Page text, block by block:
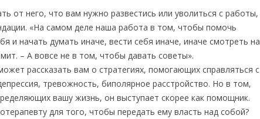
от него, что вам нужно развестись или уволиться с работы,
«На самом деле наша работа в том, чтобы помочь
и начать думать иначе, вести себя иначе, иначе смотреть на
– А вовсе не в том, чтобы давать советы».
рассказать вам о стратегиях, помогающих справляться с
тревожность, биполярное расстройство. Но в том,
вашу жизнь, он выступает скорее как помощник.
для того, чтобы передать ему власть над собой?